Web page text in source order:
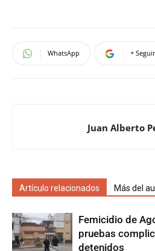
WhatsApp +
Juan Alberto
Artículo relacionados Más del
Femicidio de
pruebas
detenidos